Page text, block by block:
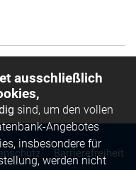
Barrierefreiheit
ausschließlich
sind, um den vollen
Angebotes
insbesondere für
werden nicht